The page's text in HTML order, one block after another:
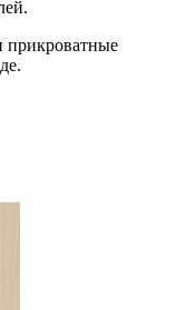
прикроватные